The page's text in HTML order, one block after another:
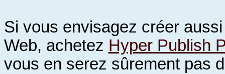
Si vous envisagez créer
Web, achetez Hyper Publish
vous en serez sûrement pas